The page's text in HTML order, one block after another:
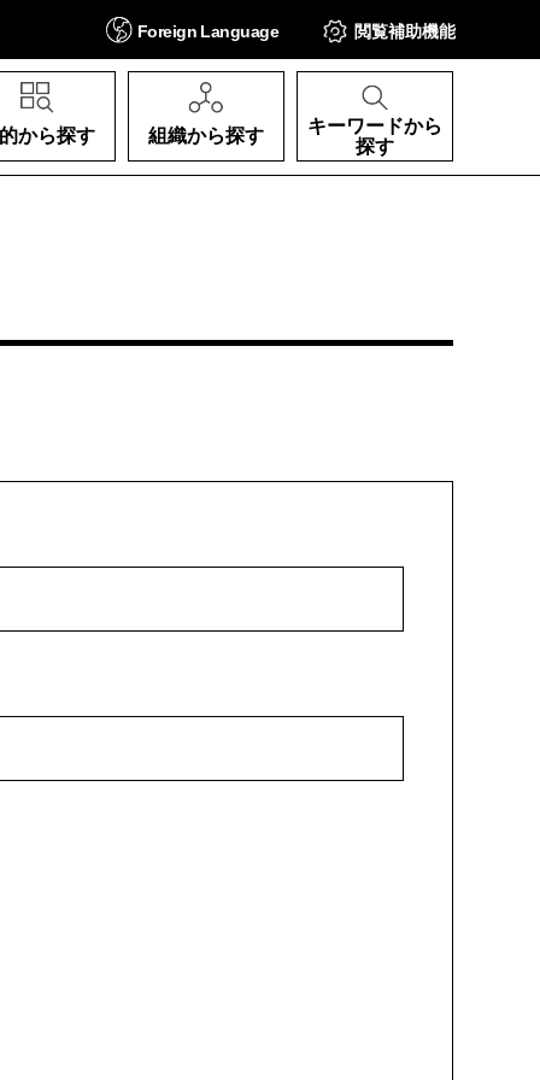
Foreign Language 閲覧補助機能
から探す 組織から探す
キーワードから
探す